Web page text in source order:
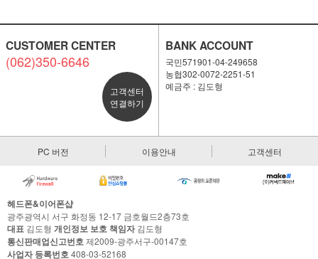
CUSTOMER CENTER
(062)350-6646
고객센터
연결하기
BANK ACCOUNT
국민571901-04-249658
농협302-0072-2251-51
예금주 : 김도형
PC 버전 이용안내 고객센터
헤드폰&이어폰샵
광주광역시 서구 화정동 12-17 금호월드2층73호
대표 김도형 개인정보 보호 책임자김도형
통신판매업신고번호제2009-광주서구-00147호
사업자 등록번호408-03-52168